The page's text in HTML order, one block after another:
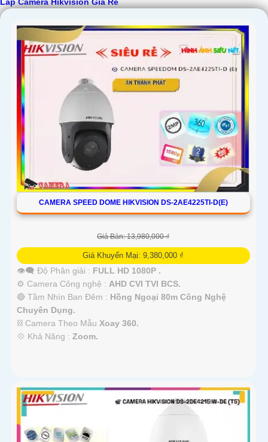
Kết luận
Camera Hikvision không chỉ mang đến sự an toàn và bảo vệ cho ngôi
nhà hoặc doanh nghiệp của bạn, mà còn là lựa chọn thông minh với
giá cả phải chăng và hình ảnh chất lượng sắc nét. Hãy đầu tư vào an
ninh và yên tâm hơn với Camera Hikvision!
Hy vọng rằng bài viết giới thiệu trên sẽ giúp bạn thu hút được khách
hàng quan tâm đến sản phẩm Camera Hikvision giá rẻ và chất lượng.
CAMERA SPEED DOME HIKVISION DS-2AE4225TI-D(E)
Giá Bán: 13,980,000 ₫
Giá Khuyến Mại: 9,380,000 ₫
👁️‍🗨 Độ Phân giải : FULL HD 1080P .
⚙ Camera Công nghệ : AHD CVI TVI BCS.
🔴 Tầm Nhìn Ban Đêm : Hồng Ngoại 80m Công Nghệ
Chuyên Dụng.
⛓ Camera Theo Mẫu Xoay 360.
️💠 Khả Năng : Zoom.